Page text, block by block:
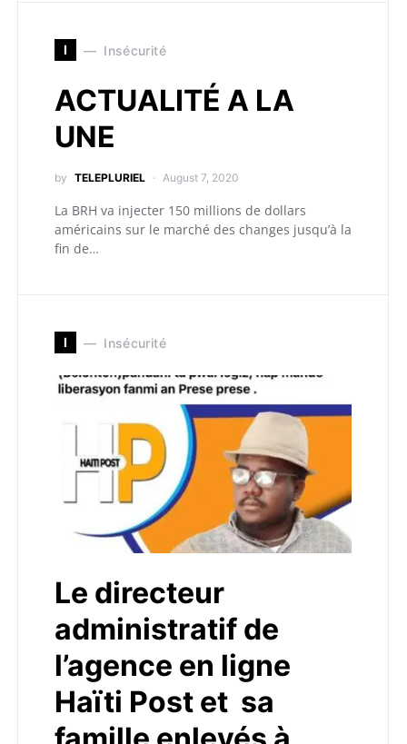
I Insécurité
ACTUALITÉ A LA
UNE
by TELEPLURIEL August 7, 2020
La BRH va injecter 150 millions de dollars
américains sur le marché des changes jusqu’à la
fin de…
I Insécurité
Le directeur
administratif de
l’agence en ligne
Haïti Post et sa